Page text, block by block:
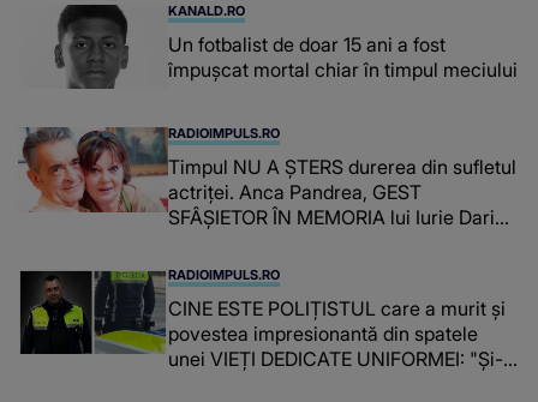
KANALD.RO
Un fotbalist de doar 15 ani a fost
împușcat mortal chiar în timpul meciului
RADIOIMPULS.RO
Timpul NU A ȘTERS durerea din sufletul
actriței. Anca Pandrea, GEST
SFÂȘIETOR ÎN MEMORIA lui Iurie Darie:
timpul parcă..."
RADIOIMPULS.RO
CINE ESTE POLIȚISTUL care a murit și
povestea impresionantă din spatele
unei VIEȚI DEDICATE UNIFORMEI: "Și-a